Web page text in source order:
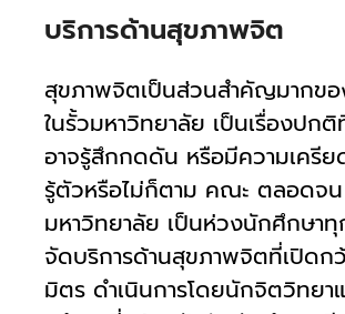
บริการด้านสุขภาพจิต
สุขภาพจิตเป็นส่วนสำคัญมากขอ
ในรั้วมหาวิทยาลัย เป็นเรื่องปก
อาจรู้สึกกดดัน หรือมีความเครีย
รู้ตัวหรือไม่ก็ตาม คณะ ตลอดจน
มหาวิทยาลัย เป็นห่วงนักศึกษาทุ
จัดบริการด้านสุขภาพจิตที่เปิดกว้
มิตร ดำเนินการโดยนักจิตวิทยา